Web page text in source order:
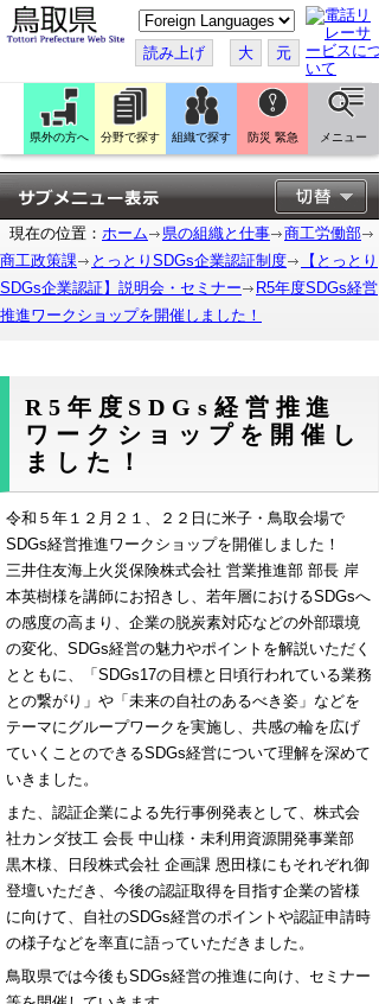
こ
の
ペ
ー
ジ
翻
訳
す
る
読み上げ 大 元
県外の方へ 分野で探す 組織で探す 防災 緊急 メニュー
現在の位置： ホーム 県の組織と仕事
商工労働部
商工政策課
とっとりSDGs企業認証制度
【とっとり
SDGs企業認証】説明会・セミナー
R5年度SDGs経営
推進ワークショップを開催しました！
R5年度SDGs経営推進
ワークショップを開催し
ました！
令和５年１２月２１、２２日に米子・鳥取会場で
SDGs経営推進ワークショップを開催しました！
三井住友海上火災保険株式会社 営業推進部 部長 岸
本英樹様を講師にお招きし、若年層におけるSDGsへ
の感度の高まり、企業の脱炭素対応などの外部環境
の変化、SDGs経営の魅力やポイントを解説いただく
とともに、「SDGs17の目標と日頃行われている業務
との繋がり」や「未来の自社のあるべき姿」などを
テーマにグループワークを実施し、共感の輪を広げ
ていくことのできるSDGs経営について理解を深めて
いきました。
また、認証企業による先行事例発表として、 株式会
社カンダ技工 会長 中山様・未利用資源開発事業部
黒木様、
日段株式会社 企画課 恩田様にもそれぞれ御
登壇いただき、今後の認証取得を目指す企業の皆様
に向けて、自社のSDGs経営のポイントや認証申請時
の様子などを率直に語っていただきました。
鳥取県では今後もSDGs経営の推進に向け、セミナー